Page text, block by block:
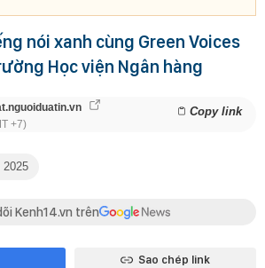
nói xanh cùng Green Voices
Học viện Ngân hàng
Copy link
+7)
Kenh14.vn trên
Sao chép link